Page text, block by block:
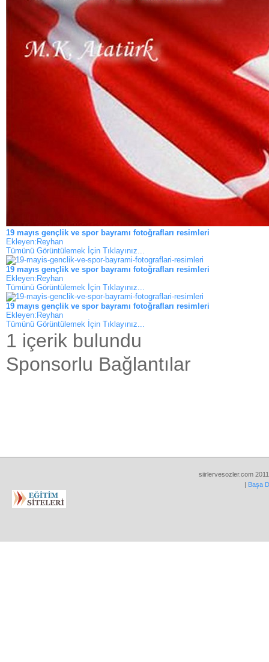
19 mayıs gençlik ve spor bayramı fotoğrafları resimleri
Ekleyen:Reyhan
Tümünü Görüntülemek İçin Tıklayınız...
19 mayıs gençlik ve spor bayramı fotoğrafları resimleri
Ekleyen:Reyhan
Tümünü Görüntülemek İçin Tıklayınız...
19 mayıs gençlik ve spor bayramı fotoğrafları resimleri
Ekleyen:Reyhan
Tümünü Görüntülemek İçin Tıklayınız...
1 içerik bulundu
Sponsorlu Bağlantılar
siirlervesozler.com
| Başa